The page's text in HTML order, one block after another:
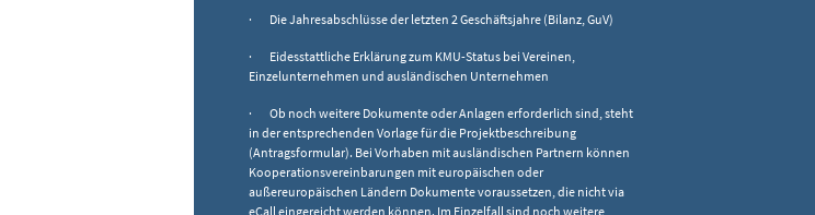
· Die Jahresabschlüsse der letzten 2 Geschäftsjahre (Bilanz, GuV)
· Eidesstattliche Erklärung zum KMU-Status bei Vereinen,
Einzelunternehmen und ausländischen Unternehmen
· Ob noch weitere Dokumente oder Anlagen erforderlich sind, steht
in der entsprechenden Vorlage für die Projektbeschreibung
(Antragsformular). Bei Vorhaben mit ausländischen Partnern können
Kooperationsvereinbarungen mit europäischen oder
außereuropäischen Ländern Dokumente voraussetzen, die nicht via
eCall eingereicht werden können. Im Einzelfall sind noch weitere